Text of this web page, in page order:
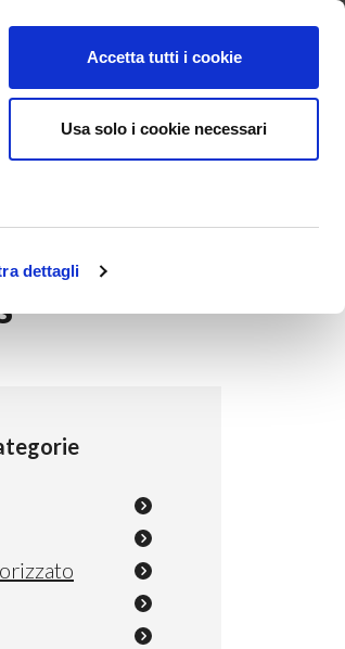
dettagli
Accetta tutti i cookie
Usa solo i cookie necessari
Apri ticket Scarica l’APP